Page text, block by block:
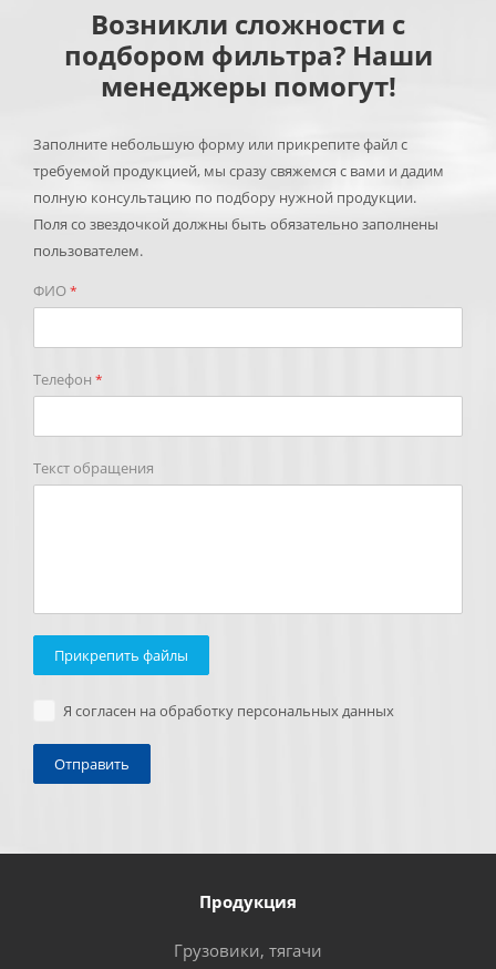
Возникли сложности с
подбором фильтра? Наши
менеджеры помогут!
Заполните небольшую форму или прикрепите файл с
требуемой продукцией, мы сразу свяжемся с вами и дадим
полную консультацию по подбору нужной продукции.
Поля со звездочкой должны быть обязательно заполнены
пользователем.
ФИО*
Телефон *
Текст обращения
Прикрепить файлы
Я согласен на обработку персональных данных
Продукция
Грузовики, тягачи